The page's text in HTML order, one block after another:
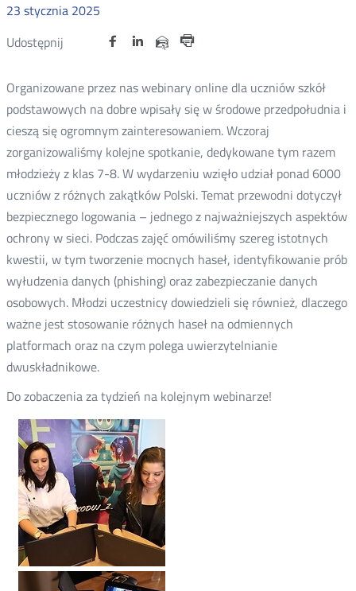
23 stycznia 2025
Udostępnij
Udostępnij
Twitter
Nowa
Udostępnij
Facebook
Nowa
Udostępnij
Linkedin
Nowa Udostępnij
e-
mail
Organizowane przez nas webinary online dla uczniów szkół
podstawowych na dobre wpisały się w środowe przedpołudnia i
cieszą się ogromnym zainteresowaniem. Wczoraj
zorganizowaliśmy kolejne spotkanie, dedykowane tym razem
młodzieży z klas 7-8. W wydarzeniu wzięło udział ponad 6000
uczniów z różnych zakątków Polski. Temat przewodni dotyczył
bezpiecznego logowania – jednego z najważniejszych aspektów
ochrony w sieci. Podczas zajęć omówiliśmy szereg istotnych
kwestii, w tym tworzenie mocnych haseł, identyfikowanie prób
wyłudzenia danych (phishing) oraz zabezpieczanie danych
osobowych. Młodzi uczestnicy dowiedzieli się również, dlaczego
ważne jest stosowanie różnych haseł na odmiennych
platformach oraz na czym polega uwierzytelnianie
dwuskładnikowe.
Do zobaczenia za tydzień na kolejnym webinarze!